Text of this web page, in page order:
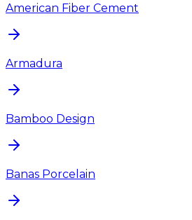
American Fiber Cement
Armadura
Bamboo Design
Banas Porcelain